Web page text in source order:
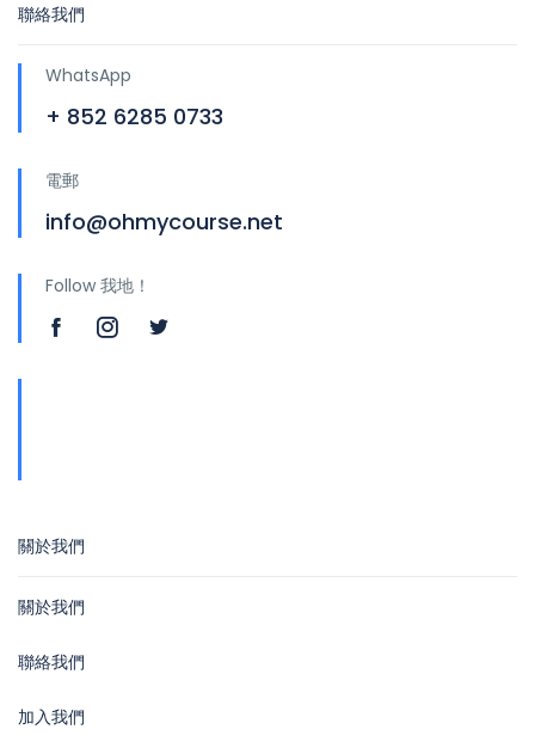
聯絡我們
WhatsApp
+ 852 6285 0733
電郵
info@ohmycourse.net
Follow 我地！
關於我們
關於我們
聯絡我們
加入我們